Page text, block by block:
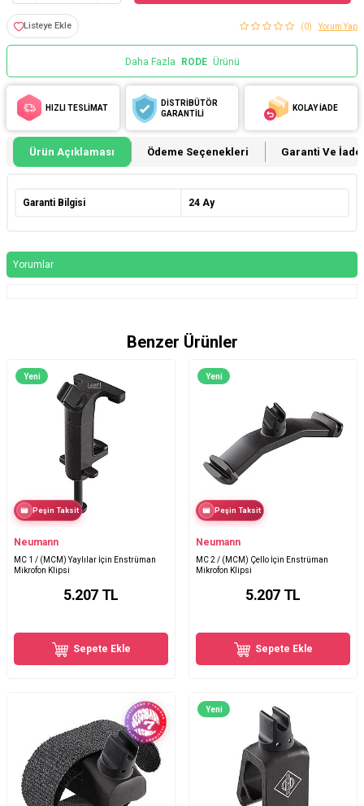
Listeye Ekle (0) Yorum Yap
Daha Fazla RODE Ürünü
HIZLI TESLİMAT
DİSTRİBÜTÖR
GARANTİLİ
KOLAY İADE
Ürün Açıklaması Ödeme Seçenekleri Garanti Ve İade
Garanti Bilgisi 24 Ay
Yorumlar
Benzer Ürünler
Yeni
Peşin Taksit
Neumann
MC 1 / (MCM) Yaylılar İçin Enstrüman
Mikrofon Klipsi
5.207 TL
Sepete Ekle
Yeni
Peşin Taksit
Neumann
MC 2 / (MCM) Çello İçin Enstrüman
Mikrofon Klipsi
5.207 TL
Sepete Ekle
Yeni